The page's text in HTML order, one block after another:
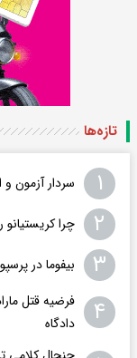
تازه‌ها
۱ سردار آزمون و
۲ چرا کریستیانو
۳ بیفوما در
۴
فرضیه قتل
دادگاه